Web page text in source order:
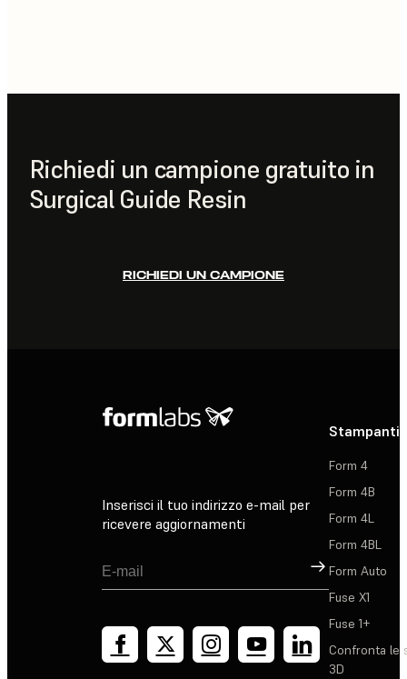
Richiedi un campione gratuito in
Surgical Guide Resin
RICHIEDI UN CAMPIONE
Inserisci il tuo indirizzo e-mail per
ricevere aggiornamenti
Registrati
Stampanti
Form 4
Form 4B
Form 4L
Form 4BL
Form Auto
Fuse X1
Fuse 1+
Confronta le
3D